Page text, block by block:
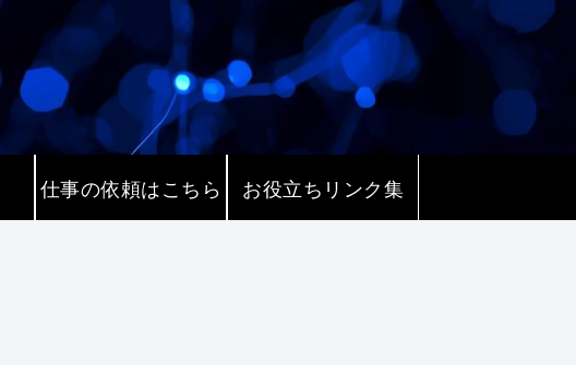
仕事の依頼はこちら お役立ちリンク集